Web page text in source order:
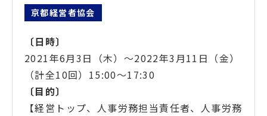
京都経営者協会
〔日時〕
2021年6月3日（木）～2022年3月11日（金）
（計全10回）15:00～17:30
〔目的〕
【経営トップ、人事労務担当責任者、人事労務